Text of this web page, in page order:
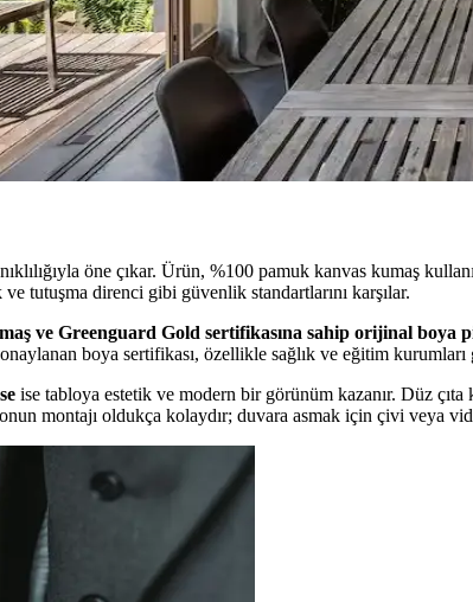
ve Ürün Kalitesi Değerlendirmesi
detaylı işçiliğiyle öne çıkıyor. Ürünlerin boyutları
Mobilya Düzenlemeleriyle Estetik İyileştirme
kullanımı mekânı daha davetkâr ve fonksiyonel
öne çıkar. Ürün, %100 pamuk kanvas kumaş
tutuşma direnci gibi güvenlik standartlarını karşılar.
ve Greenguard Gold sertifikasına sahip orijinal boya
boya sertifikası, özellikle sağlık ve eğitim
ise tabloya estetik ve modern bir görünüm kazanır. Düz
montajı oldukça kolaydır; duvara asmak için çivi veya